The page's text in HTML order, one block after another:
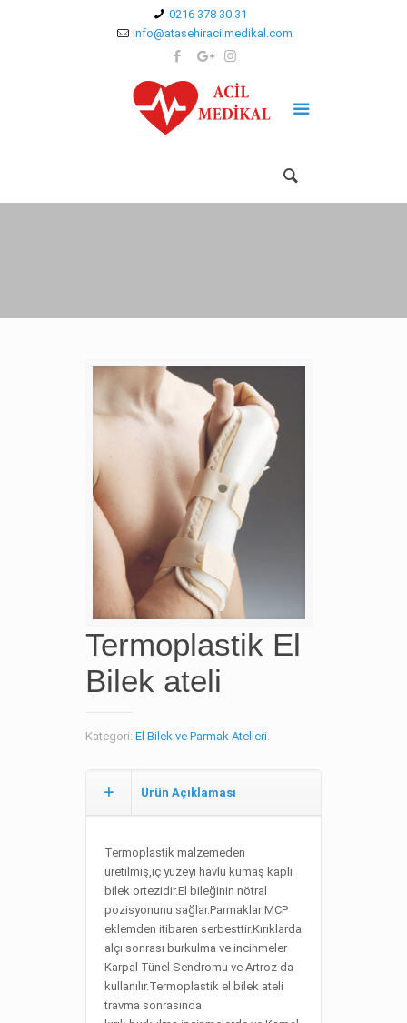
0216 378 30 31
info@atasehiracilmedikal.com
Termoplastik El
Bilek ateli
Kategori: El Bilek ve Parmak Atelleri
Ürün Açıklaması
Termoplastik malzemeden
üretilmiş,iç yüzeyi havlu kumaş kaplı
bilek ortezidir.El bileğinin nötral
pozisyonunu sağlar.Parmaklar MCP
eklemden itibaren serbesttir.Kırıklarda
alçı sonrası burkulma ve incinmeler
Karpal Tünel Sendromu ve Artroz da
kullanılır.Termoplastik el bilek ateli
travma sonrasında